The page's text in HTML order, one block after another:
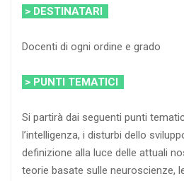
> DESTINATARI
Docenti di ogni ordine e grado
> PUNTI TEMATICI
Si partirà dai seguenti punti
l’intelligenza, i disturbi dello
definizione alla luce delle attuali
teorie basate sulle neuroscienze,